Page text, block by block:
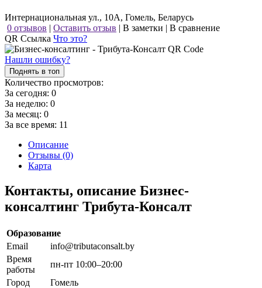
Интернациональная ул., 10А, Гомель, Беларусь
0 отзывов | Оставить отзыв | В заметки | В сравнение
QR Ссылка Что это?
Нашли ошибку?
Поднять в топ
Количество просмотров:
За сегодня: 0
За неделю: 0
За месяц: 0
За все время: 11
Описание
Отзывы (0)
Карта
Контакты, описание Бизнес-
консалтинг Трибута-Консалт
Образование
Email
info@tributaconsalt.by
Время
работы
пн-пт 10:00–20:00
Город
Гомель